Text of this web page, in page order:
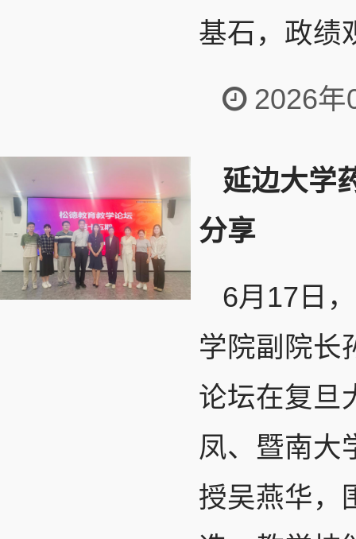
基石，政绩
2026年
延边大学
分享
6月17日
学院副院长
论坛在复旦
凤、暨南大
授吴燕华，